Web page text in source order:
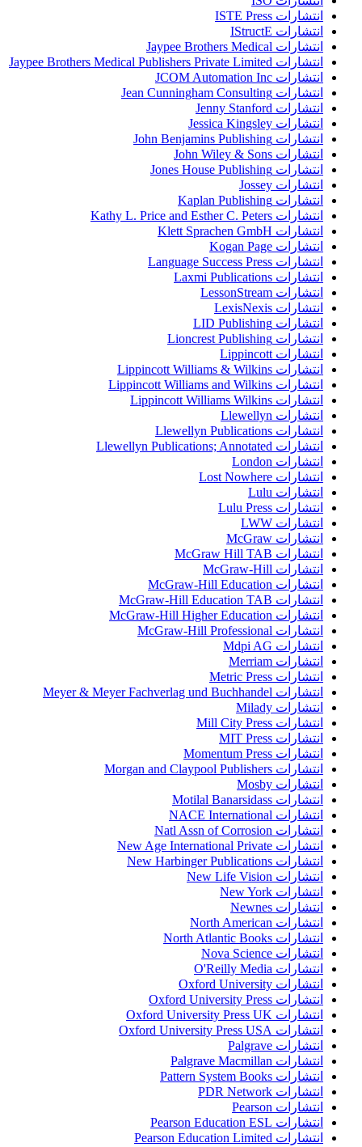
انتشارات ISTE Press
انتشارات IStructE
انتشارات Jaypee Brothers Medical
انتشارات Jaypee Brothers Medical Publishers Private Limited
انتشارات JCOM Automation Inc
انتشارات Jean Cunningham Consulting
انتشارات Jenny Stanford
انتشارات Jessica Kingsley
انتشارات John Benjamins Publishing
انتشارات John Wiley & Sons
انتشارات Jones House Publishing
انتشارات Jossey
انتشارات Kaplan Publishing
انتشارات Kathy L. Price and Esther C. Peters
انتشارات Klett Sprachen GmbH
انتشارات Kogan Page
انتشارات Language Success Press
انتشارات Laxmi Publications
انتشارات LessonStream
انتشارات LexisNexis
انتشارات LID Publishing
انتشارات Lioncrest Publishing
انتشارات Lippincott
انتشارات Lippincott Williams & Wilkins
انتشارات Lippincott Williams and Wilkins
انتشارات Lippincott Williams Wilkins
انتشارات Llewellyn
انتشارات Llewellyn Publications
انتشارات Llewellyn Publications; Annotated
انتشارات London
انتشارات Lost Nowhere
انتشارات Lulu
انتشارات Lulu Press
انتشارات LWW
انتشارات McGraw
انتشارات McGraw Hill TAB
انتشارات McGraw-Hill
انتشارات McGraw-Hill Education
انتشارات McGraw-Hill Education TAB
انتشارات McGraw-Hill Higher Education
انتشارات McGraw-Hill Professional
انتشارات Mdpi AG
انتشارات Merriam
انتشارات Metric Press
انتشارات Meyer & Meyer Fachverlag und Buchhandel
انتشارات Milady
انتشارات Mill City Press
انتشارات MIT Press
انتشارات Momentum Press
انتشارات Morgan and Claypool Publishers
انتشارات Mosby
انتشارات Motilal Banarsidass
انتشارات NACE International
انتشارات Natl Assn of Corrosion
انتشارات New Age International Private
انتشارات New Harbinger Publications
انتشارات New Life Vision
انتشارات New York
انتشارات Newnes
انتشارات North American
انتشارات North Atlantic Books
انتشارات Nova Science
انتشارات O'Reilly Media
انتشارات Oxford University
انتشارات Oxford University Press
انتشارات Oxford University Press UK
انتشارات Oxford University Press USA
انتشارات Palgrave
انتشارات Palgrave Macmillan
انتشارات Pattern System Books
انتشارات PDR Network
انتشارات Pearson
انتشارات Pearson Education ESL
انتشارات Pearson Education Limited